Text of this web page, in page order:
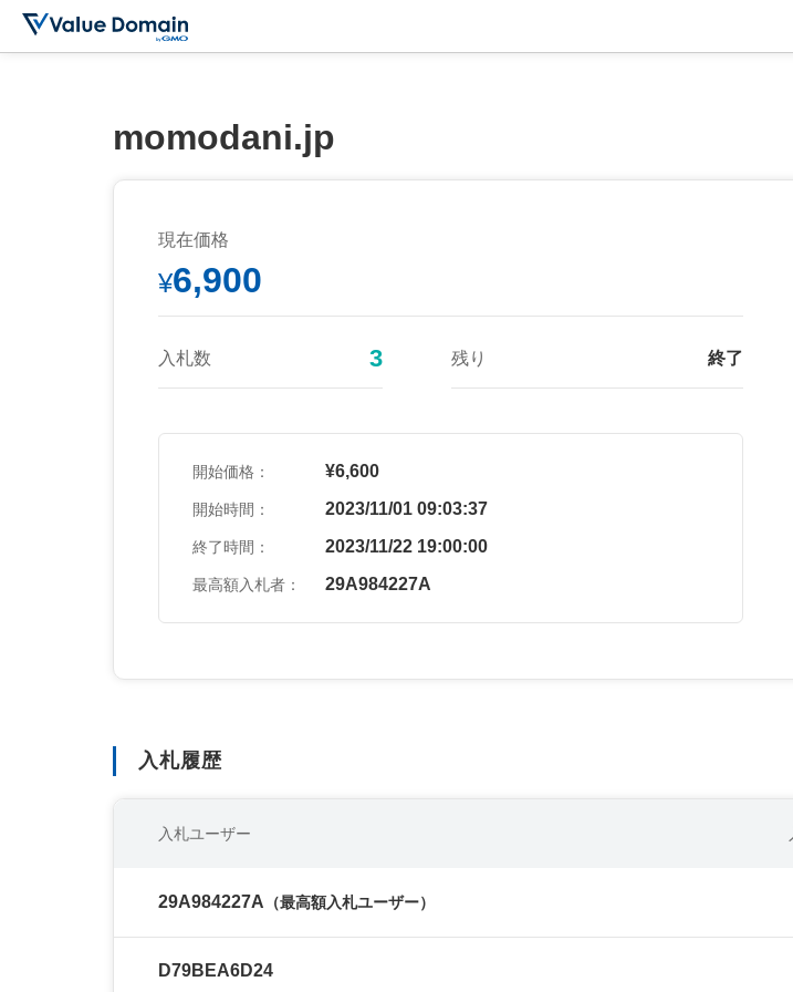
momodani.jp
現在価格
¥6,900
入札数 3 残り 終了
開始価格： ¥6,600
開始時間： 2023/11/01 09:03:37
終了時間： 2023/11/22 19:00:00
最高額入札者： 29A984227A
入札履歴
入札ユーザー
29A984227A （最高額入札ユーザー）
D79BEA6D24